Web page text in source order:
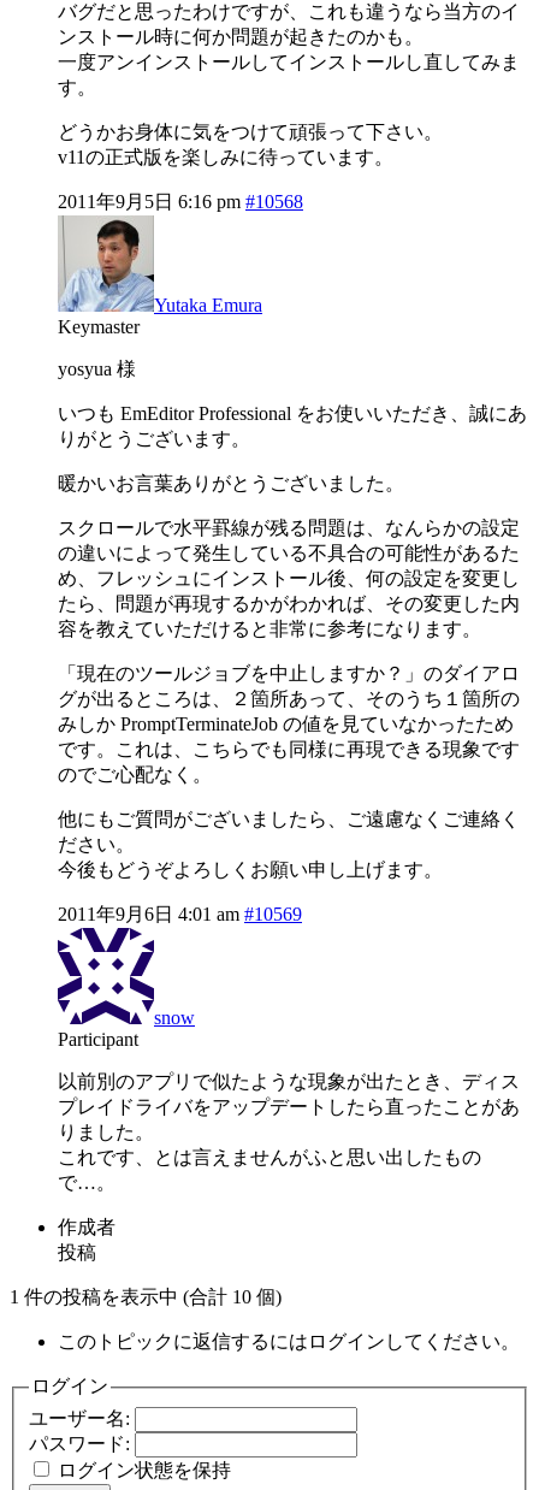
バグだと思ったわけですが、これも違うなら当方のイ
ンストール時に何か問題が起きたのかも。
一度アンインストールしてインストールし直してみま
す。
どうかお身体に気をつけて頑張って下さい。
v11の正式版を楽しみに待っています。
2011年9月5日 6:16 pm #10568
Yutaka Emura
Keymaster
yosyua 様
いつも EmEditor Professional をお使いいただき、誠にあ
りがとうございます。
暖かいお言葉ありがとうございました。
スクロールで水平罫線が残る問題は、なんらかの設定
の違いによって発生している不具合の可能性があるた
め、フレッシュにインストール後、何の設定を変更し
たら、問題が再現するかがわかれば、その変更した内
容を教えていただけると非常に参考になります。
「現在のツールジョブを中止しますか？」のダイアロ
グが出るところは、２箇所あって、そのうち１箇所の
みしか PromptTerminateJob の値を見ていなかったため
です。これは、こちらでも同様に再現できる現象です
のでご心配なく。
他にもご質問がございましたら、ご遠慮なくご連絡く
ださい。
今後もどうぞよろしくお願い申し上げます。
2011年9月6日 4:01 am #10569
snow
Participant
以前別のアプリで似たような現象が出たとき、ディス
プレイドライバをアップデートしたら直ったことがあ
りました。
これです、とは言えませんがふと思い出したもの
で…。
作成者
投稿
1 件の投稿を表示中 (合計 10 個)
このトピックに返信するにはログインしてください。
ログイン
ユーザー名:
パスワード:
ログイン状態を保持